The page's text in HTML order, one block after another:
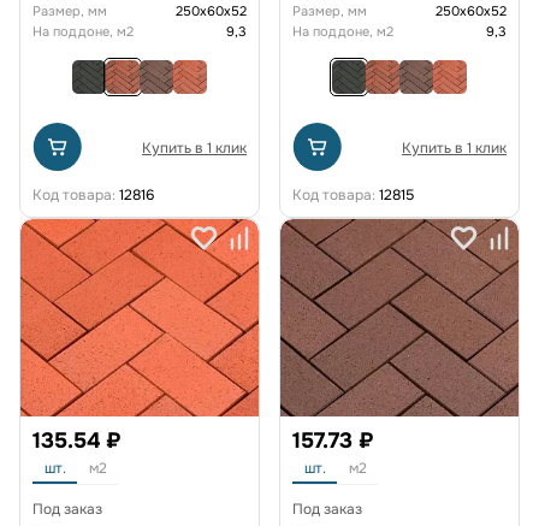
Размер, мм
250х60х52
На поддоне, м2
9,3
Купить в 1 клик
Код товара: 12816
Размер, мм
250х60х52
На поддоне, м2
9,3
Купить в 1 клик
Код товара: 12815
135.54 ₽
шт. м2
Под заказ
157.73 ₽
шт. м2
Под заказ